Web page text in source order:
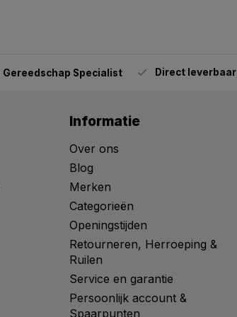
Gereedschap Specialist Direct leverbaar
Informatie
Over ons
Blog
Merken
Categorieën
Openingstijden
Retourneren, Herroeping &
Ruilen
Service en garantie
Persoonlijk account &
Spaarpunten